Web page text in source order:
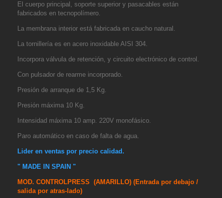
El cuerpo principal, soporte superior y pasacables están
fabricados en tecnopolímero.
La membrana interior está fabricada en caucho natural.
La tornillería es en acero inoxidable AISI 304.
Incorpora válvula de retención, y circuito electrónico de control.
Con pulsador de rearme incorporado.
Presión de arranque de 1,5 Kg.
Presión máxima 10 Kg.
Intensidad máxima 10 amp. 220V monofásico.
Paro automático en caso de falta de agua.
Lider en ventas por precio calidad.
" MADE IN SPAIN "
MOD. CONTROLPRESS (AMARILLO) (Entrada por debajo /
salida por atras-lado)